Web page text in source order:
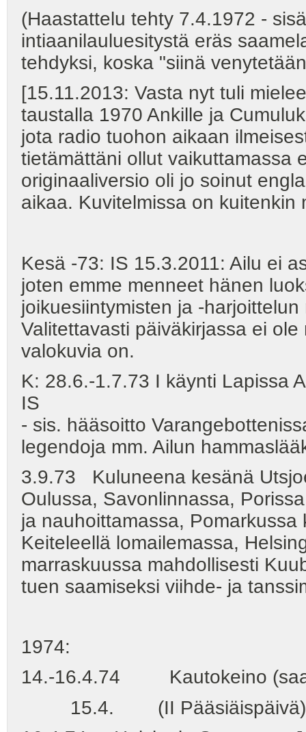
(Haastattelu tehty 7.4.1972 -
intiaanilauluesitystä eräs
tehdyksi, koska "siinä
[15.11.2013: Vasta nyt tuli
taustalla 1970 Ankille ja
jota radio tuohon aikaan
tietämättäni ollut vaikuttamassa
originaaliversio oli jo soinut
aikaa. Kuvitelmissa on kuitenkin
Kesä -73: IS 15.3.2011: Ailu ei
joten emme menneet hänen
joikuesiintymisten ja -
Valitettavasti päiväkirjassa ei
valokuvia on.
K: 28.6.-1.7.73 I käynti Lapissa
IS
- sis. hääsoitto
legendoja mm. Ailun
3.9.73 Kuluneena kesänä
Oulussa, Savonlinnassa,
ja nauhoittamassa,
Keiteleellä lomailemassa,
marraskuussa mahdollisesti
tuen saamiseksi viihde- ja
1974:
14.-16.4.74 Kautokeino
15.4. (II Pääsiäispäivä)